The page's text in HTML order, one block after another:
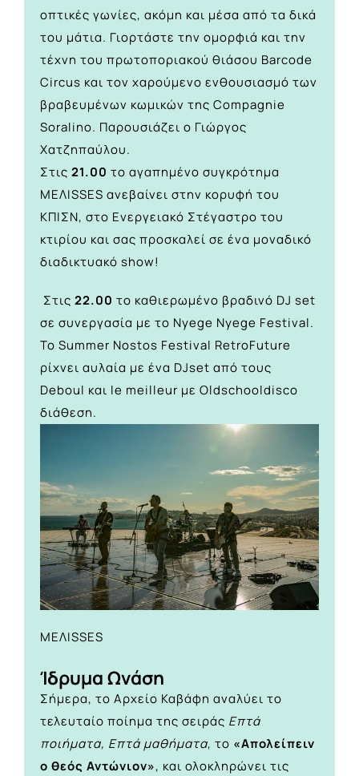
οπτικές γωνίες, ακόμη και μέσα από τα δικά
του μάτια. Γιορτάστε την ομορφιά και την
τέχνη του πρωτοποριακού θιάσου Barcode
Circus και τον χαρούμενο ενθουσιασμό των
βραβευμένων κωμικών της Compagnie
Soralino. Παρουσιάζει ο Γιώργος
Χατζηπαύλου.
Στις 21.00 το αγαπημένο συγκρότημα
ΜΕΛΙSSES ανεβαίνει στην κορυφή του
ΚΠΙΣΝ, στο Ενεργειακό Στέγαστρο του
κτιρίου και σας προσκαλεί σε ένα μοναδικό
διαδικτυακό show!
Στις 22.00 το καθιερωμένο βραδινό DJ set
σε συνεργασία με το Nyege Nyege Festival.
Το Summer Nostos Festival RetroFuture
ρίχνει αυλαία με ένα DJset από τους
Deboul και le meilleur με Oldschooldisco
διάθεση.
ΜΕΛΙSSES
Ίδρυμα Ωνάση
Σήμερα, το Αρχείο Καβάφη αναλύει το
τελευταίο ποίημα της σειράς Επτά
ποιήματα, Επτά μαθήματα, το «Απολείπειν
ο θεός Αντώνιον», και ολοκληρώνει τις